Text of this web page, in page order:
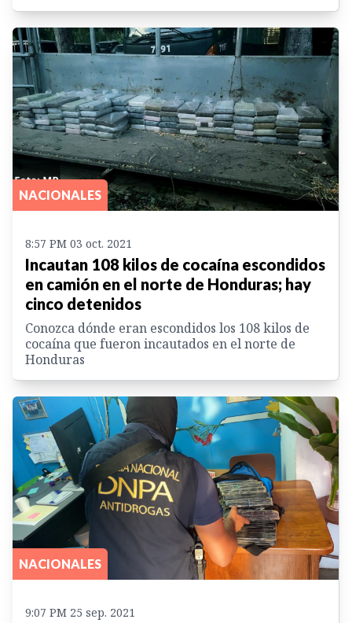
NACIONALES
8:57 PM 03 oct. 2021
Incautan 108 kilos de cocaína escondidos
en camión en el norte de Honduras; hay
cinco detenidos
Conozca dónde eran escondidos los 108 kilos de
cocaína que fueron incautados en el norte de
Honduras
NACIONALES
9:07 PM 25 sep. 2021